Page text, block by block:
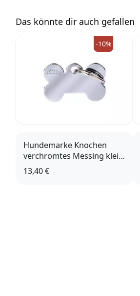
Das könnte dir auch gefallen
-10%
Hundemarke Knochen
verchromtes Messing klein
mit Gravur
13,40 €